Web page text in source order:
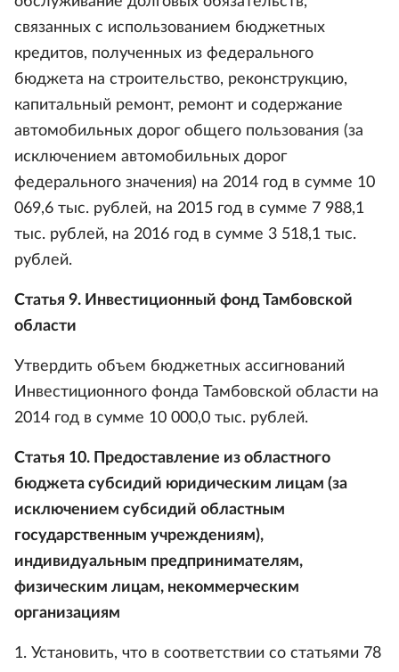
связанных с использованием бюджетных
кредитов, полученных из федерального
бюджета на строительство, реконструкцию,
капитальный ремонт, ремонт и содержание
автомобильных дорог общего пользования (за
исключением автомобильных дорог
федерального значения) на 2014 год в сумме 10
069,6 тыс. рублей, на 2015 год в сумме 7 988,1
тыс. рублей, на 2016 год в сумме 3 518,1 тыс.
рублей.
Статья 9. Инвестиционный фонд Тамбовской
области
Утвердить объем бюджетных ассигнований
Инвестиционного фонда Тамбовской области на
2014 год в сумме 10 000,0 тыс. рублей.
Статья 10. Предоставление из областного
бюджета субсидий юридическим лицам (за
исключением субсидий областным
государственным учреждениям),
индивидуальным предпринимателям,
физическим лицам, некоммерческим
организациям
1. Установить, что в соответствии со статьями 78